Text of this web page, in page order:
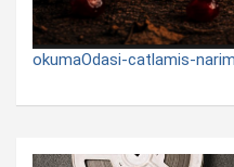
okumaOdasi-catlamis-narim-